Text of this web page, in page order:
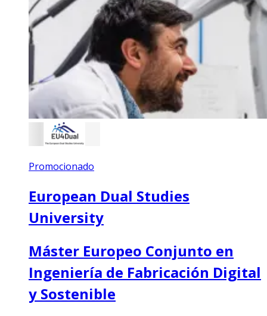
Promocionado
European Dual Studies
University
Máster Europeo Conjunto en
Ingeniería de Fabricación Digital
y Sostenible